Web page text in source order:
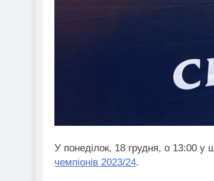
У понеділок, 18 грудня, о 13:00 у
чемпіонів 2023/24.